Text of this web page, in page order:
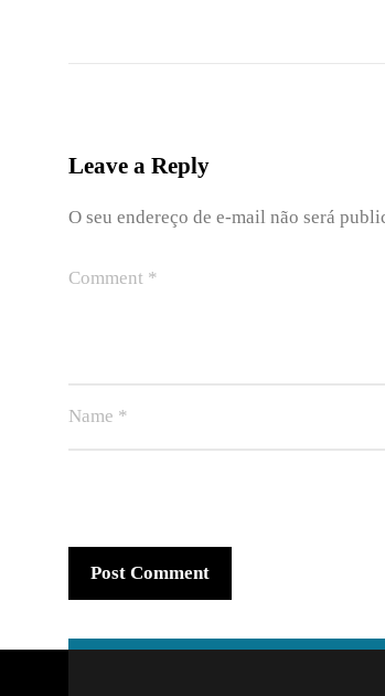
Leave a Reply
O seu endereço de e-mail não será